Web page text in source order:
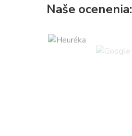
Naše ocenenia: